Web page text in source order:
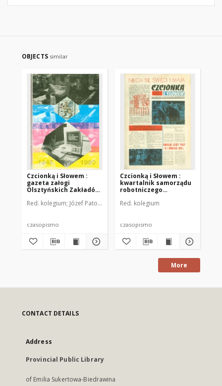
OBJECTS similar
Czcionką i Słowem :
gazeta załogi
Olsztyńskich Zakładów
16), nr 65
Red. kolegium Józef Patoła. Oprac.
czasopismo
Czcionką i Słowem :
kwartalnik samorządu
robotniczego
Graficznych im.
nr 16
Red. kolegium
czasopismo
More
CONTACT DETAILS
Address
Provincial Public Library
of Emilia Sukertowa-Biedrawina